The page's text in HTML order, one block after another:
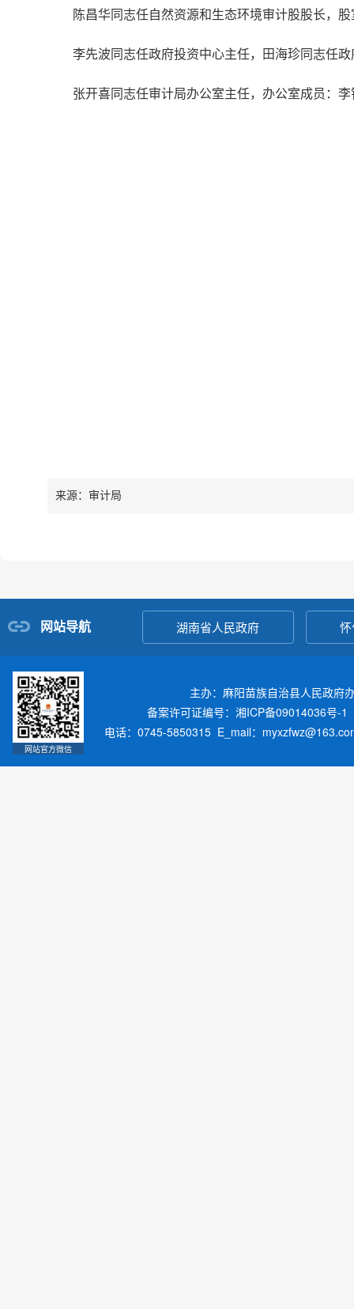
陈昌华同志任自然资源和生态环境审计股股长，
李先波同志任政府投资中心主任，田海珍同志任
张开喜同志任审计局办公室主任，办公室成员：
来源：审计局
网站导航 湖南省人民政府
网站官方微信
主办：麻阳苗族自治县人民政
备案许可证编号：湘ICP备09014036号-1
电话：0745-5850315 E_mail：